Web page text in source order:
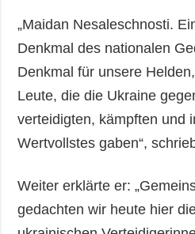
„Maidan Nesaleschnosti.
Denkmal des nationalen
Denkmal für unsere
Leute, die die Ukraine
verteidigten, kämpften und
Wertvollstes gaben“,
Weiter erklärte er:
gedachten wir heute hier